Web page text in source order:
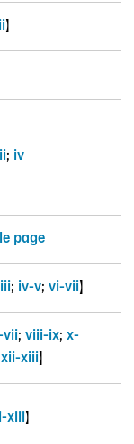
]
; iv
page
; iv-v; vi-vii ]
; viii-ix; x-
xii-xiii ]
xiii ]